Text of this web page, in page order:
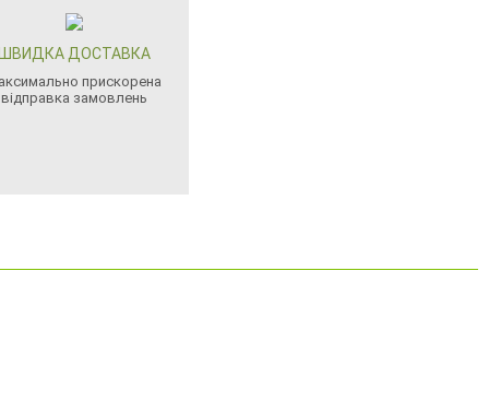
ДОСТАВКА
прискорена
відправка замовлень